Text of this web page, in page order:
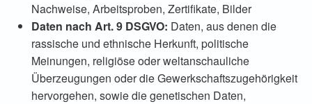
Nachweise, Arbeitsproben, Zertifikate, Bilder
Daten nach Art. 9 DSGVO: Daten, aus denen die
rassische und ethnische Herkunft, politische
Meinungen, religiöse oder weltanschauliche
Überzeugungen oder die Gewerkschaftszugehörigkeit
hervorgehen, sowie die genetischen Daten,